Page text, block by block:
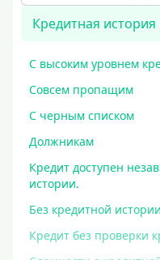
Кредитная история
С высоким уровнем
Совсем пропащим
С черным списком
Должникам
Кредит доступен
истории.
Без кредитной истории
Кредит без проверки